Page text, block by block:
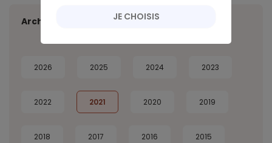
Archives
2026 2025 2024 2023
2022 2021 2020 2019
2018 2017 2016 2015
JE CHOISIS